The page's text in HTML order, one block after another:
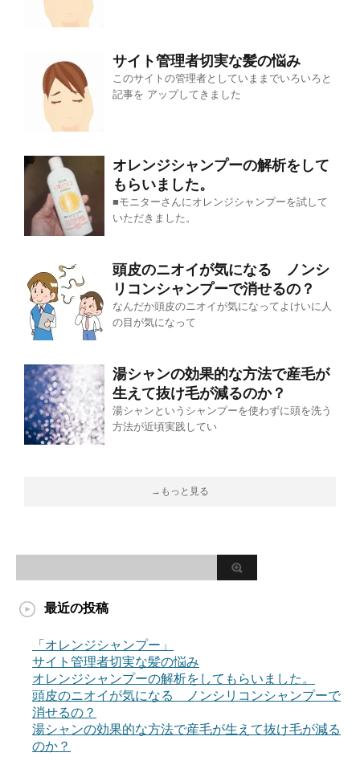
サイト管理者切実な髪の悩み
このサイトの管理者としていままでいろいろと
記事を アップしてきました
オレンジシャンプーの解析をして
もらいました。
■モニターさんにオレンジシャンプーを試して
いただきました。
頭皮のニオイが気になる ノンシ
リコンシャンプーで消せるの？
なんだか頭皮のニオイが気になってよけいに人
の目が気になって
湯シャンの効果的な方法で産毛が
生えて抜け毛が減るのか？
湯シャンというシャンプーを使わずに頭を洗う
方法が近頃実践してい
→もっと見る
最近の投稿
「オレンジシャンプー」
サイト管理者切実な髪の悩み
オレンジシャンプーの解析をしてもらいました。
頭皮のニオイが気になる ノンシリコンシャンプーで
消せるの？
湯シャンの効果的な方法で産毛が生えて抜け毛が減る
のか？